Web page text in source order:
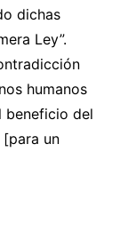
dichas
Ley”.
humanos
beneficio del
un